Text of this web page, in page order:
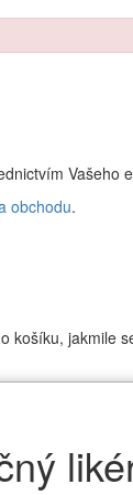
Vašeho
obchodu.
košíku, jakmile